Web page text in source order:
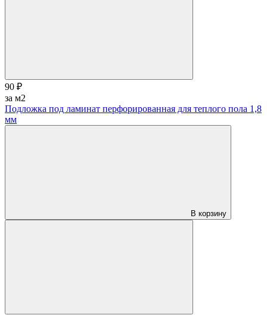
90 ₽
за м2
Подложка под ламинат перфорированная для теплого пола 1,8
мм
В корзину